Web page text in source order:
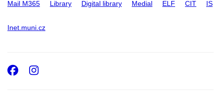
Mail M365 Library Digital library Medial ELF CIT IS
Inet.muni.cz
Facebook
Instagram